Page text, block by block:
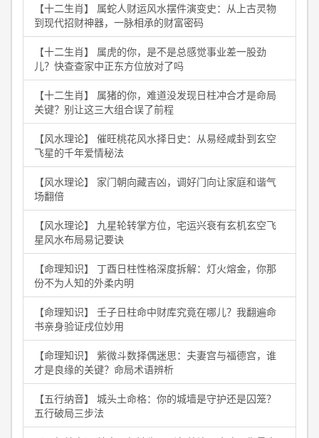
【十二生肖】 属蛇人财运风水摆件演变史：从上古灵物
到现代招财神器，一脉相承的财富密码
【十二生肖】 属虎的你，是不是总感觉事业差一股劲
儿？快查查家中正东方位放对了吗
【十二生肖】 属猪的你，难道没发现日柱冲合才是命局
关键？别让这三大组合误了前程
【风水理论】 催旺桃花风水择日史：从易经咸卦到玄空
飞星的千年爱情秘法
【风水理论】 家门朝向藏吉凶，调好门向让家庭和谐气
场翻倍
【风水理论】 九星轮转掌方位，宅运兴衰有玄机玄空飞
星风水布局易记要诀
【命理知识】 丁酉日柱性格深度拆解：灯火熔金，你那
份不为人知的外柔内明
【命理知识】 壬子日柱命中财库究竟在哪儿？我翻遍命
书亲身验证戌位妙用
【命理知识】 紫微斗数择偶迷思：夫妻宫与福德宫，谁
才是良缘的关键？命局术语辨析
【五行纳音】 城头土命格：你的城墙是守护还是囚笼？
五行破局三步法